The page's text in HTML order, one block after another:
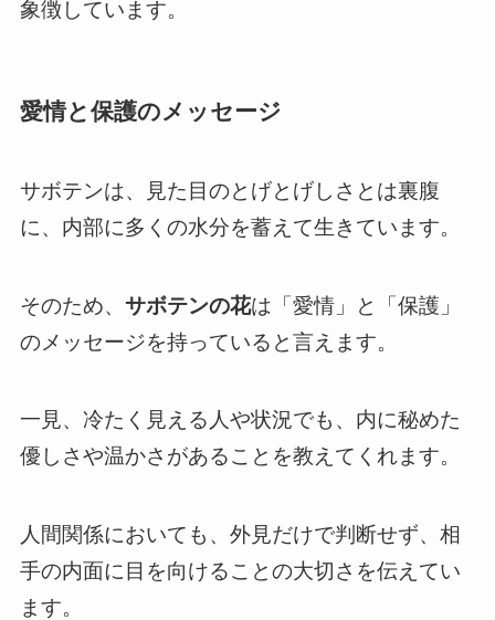
象徴しています。
愛情と保護のメッセージ
サボテンは、見た目のとげとげしさとは裏腹
に、内部に多くの水分を蓄えて生きています。
そのため、 サボテンの花は「愛情」と「保護」
のメッセージを持っていると言えます。
一見、冷たく見える人や状況でも、内に秘めた
優しさや温かさがあることを教えてくれます。
人間関係においても、外見だけで判断せず、相
手の内面に目を向けることの大切さを伝えてい
ます。